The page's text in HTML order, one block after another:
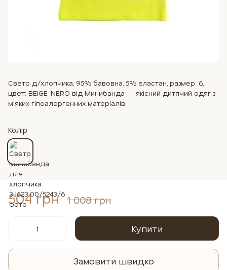
Светр д/хлопчика, 95% бавовна, 5% еластан, размер: 6,
цвет: BEIGE-NERO від Минибанда — якісний дитячий одяг з
м'яких гіпоалергенних матеріалів.
Колір
504 грн 1 008 грн
Купити
Замовити швидко